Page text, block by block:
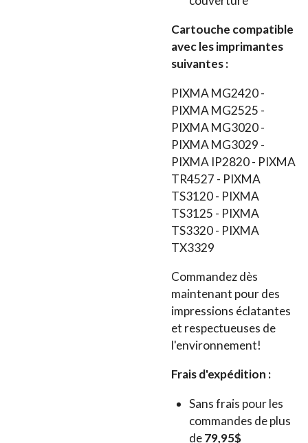
Cartouche compatible
avec les imprimantes
suivantes :
PIXMA MG2420 -
PIXMA MG2525 -
PIXMA MG3020 -
PIXMA MG3029 -
PIXMA IP2820 - PIXMA
TR4527 - PIXMA
TS3120 - PIXMA
TS3125 - PIXMA
TS3320 - PIXMA
TX3329
Commandez dès
maintenant pour des
impressions éclatantes
et respectueuses de
l'environnement!
Frais d'expédition :
Sans frais pour les
commandes de plus
de79,95$